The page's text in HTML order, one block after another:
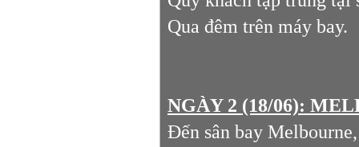
Qua đêm trên máy bay.
NGÀY 2 (18/06):
Đến sân bay